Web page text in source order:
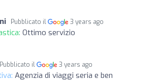
Pubblicato il 3 years ago
Ottimo servizio
Pubblicato il 3 years ago
Agenzia di viaggi seria e ben